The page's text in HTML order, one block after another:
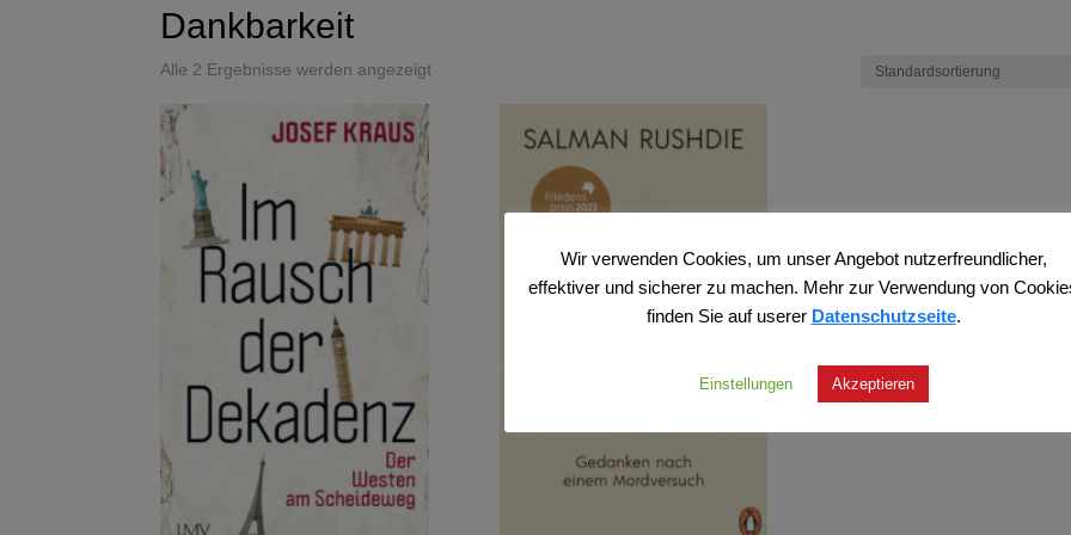
Dankbarkeit
Alle 2 Ergebnisse werden angezeigt
Wir verwenden Cookies, um unser Angebot nutzerfreundlicher,
effektiver und sicherer zu machen. Mehr zur Verwendung von
finden Sie auf userer Datenschutzseite.
Einstellungen Akzeptieren